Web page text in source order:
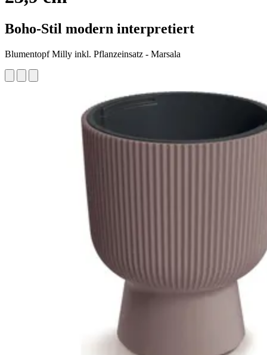
Boho-Stil modern interpretiert
Blumentopf Milly inkl. Pflanzeinsatz - Marsala